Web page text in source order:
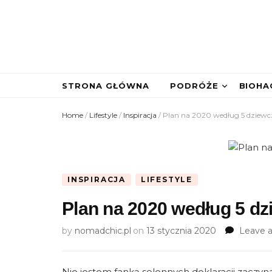
STRONA GŁÓWNA PODRÓŻE
Home / Lifestyle / Inspiracja / Plan na 2020 według 5
INSPIRACJA LIFESTYLE
Plan na 2020 według 5
by nomadchic.pl on 13 stycznia 2020 Leave